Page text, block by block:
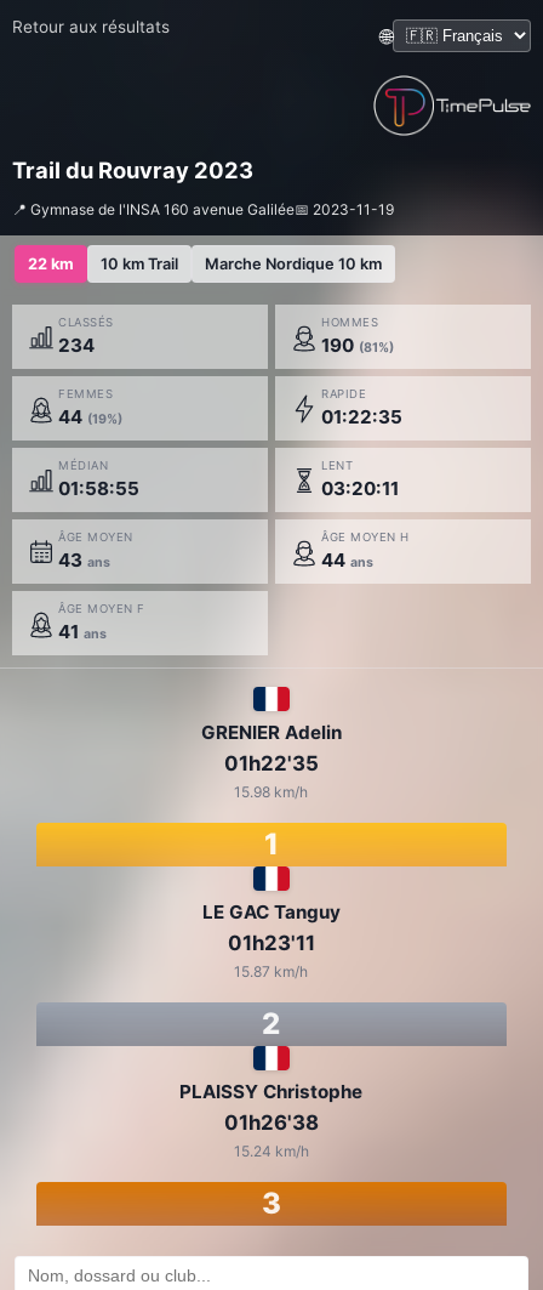
Retour aux résultats 🌐
Trail du Rouvray 2023
📍 Gymnase de l'INSA 160 avenue Galilée📅 2023-11-19
22 km 10 km Trail Marche Nordique 10 km
CLASSÉS
234
HOMMES
190 (81%)
FEMMES
44 (19%)
RAPIDE
01:22:35
MÉDIAN
01:58:55
LENT
03:20:11
ÂGE MOYEN
43 ans
ÂGE MOYEN H
44 ans
ÂGE MOYEN F
41 ans
LE GAC Tanguy
01h23'11
15.87 km/h
2
GRENIER Adelin
01h22'35
15.98 km/h
1
PLAISSY Christophe
01h26'38
15.24 km/h
3